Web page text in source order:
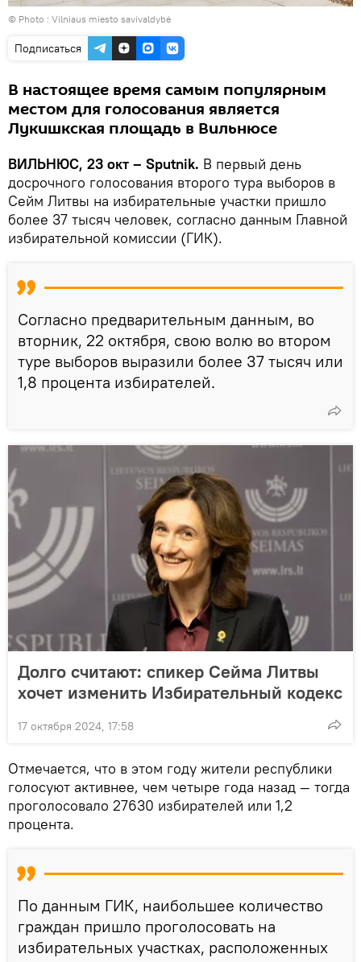
© Photo : Vilniaus miesto savivaldybė
Подписаться
В настоящее время самым популярным
местом для голосования является
Лукишкская площадь в Вильнюсе
ВИЛЬНЮС, 23 окт – Sputnik. В первый день
досрочного голосования второго тура выборов в
Сейм Литвы на избирательные участки пришло
более 37 тысяч человек, согласно данным Главной
избирательной комиссии (ГИК).
Согласно предварительным данным, во
вторник, 22 октября, свою волю во втором
туре выборов выразили более 37 тысяч или
1,8 процента избирателей.
Долго считают: спикер Сейма Литвы
хочет изменить Избирательный кодекс
17 октября 2024, 17:58
Отмечается, что в этом году жители республики
голосуют активнее, чем четыре года назад — тогда
проголосовало 27630 избирателей или 1,2
процента.
По данным ГИК, наибольшее количество
граждан пришло проголосовать на
избирательных участках, расположенных